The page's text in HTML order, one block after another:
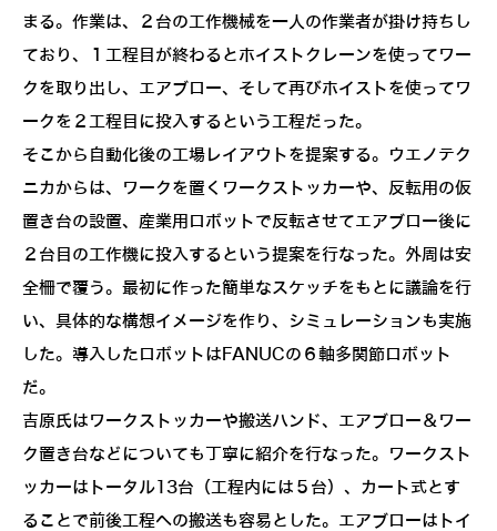
まる。作業は、２台の工作機械を一人の作業者が掛け持ちし
ており、１工程目が終わるとホイストクレーンを使ってワー
クを取り出し、エアブロー、そして再びホイストを使ってワ
ークを２工程目に投入するという工程だった。
そこから自動化後の工場レイアウトを提案する。ウエノテク
ニカからは、ワークを置くワークストッカーや、反転用の仮
置き台の設置、産業用ロボットで反転させてエアブロー後に
２台目の工作機に投入するという提案を行なった。外周は安
全柵で覆う。最初に作った簡単なスケッチをもとに議論を行
い、具体的な構想イメージを作り、シミュレーションも実施
した。導入したロボットはFANUCの６軸多関節ロボット
だ。
吉原氏はワークストッカーや搬送ハンド、エアブロー＆ワー
ク置き台などについても丁寧に紹介を行なった。ワークスト
ッカーはトータル13台（工程内には５台）、カート式とす
ることで前後工程への搬送も容易とした。エアブローはトイ